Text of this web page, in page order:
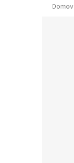
Domov